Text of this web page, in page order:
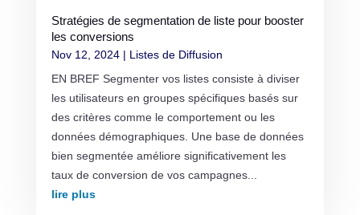
Stratégies de segmentation de liste pour booster
les conversions
Nov 12, 2024| Listes de Diffusion
EN BREF Segmenter vos listes consiste à diviser
les utilisateurs en groupes spécifiques basés sur
des critères comme le comportement ou les
données démographiques. Une base de données
bien segmentée améliore significativement les
taux de conversion de vos campagnes...
lire plus